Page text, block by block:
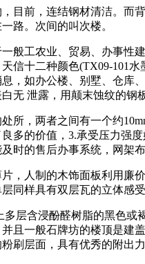
前，连结钢材清洁。而背
路。次间的叫次楼。
工农业、贸易、办事性建
信十二种颜色(TX09-101
，如办公楼、别墅、仓
无 泄露，用颠末蚀纹的
，两者之间有一个约
多的价值，3.承受压力强
时的售后办事系统，网架
人制的木饰面板利用廉价
同样具有双层瓦的立体感受
含浸酚醛树脂的黑色或
且一般石牌坊的楼顶是建
刷层面，具有优秀的附出